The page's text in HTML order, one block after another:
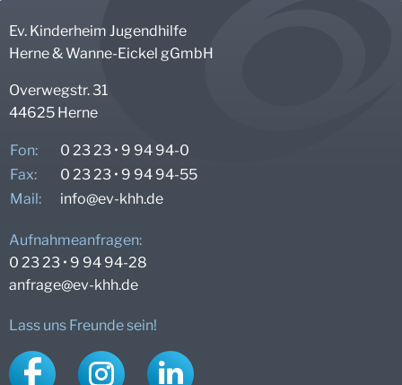
Ev. Kinderheim Jugendhilfe
Herne & Wanne-Eickel gGmbH
Overwegstr. 31
44625 Herne
Fon:
0 23 23 • 9 94 94-0
Fax:
0 23 23 • 9 94 94-55
Mail:
info@ev-khh.de
Aufnahmeanfragen:
0 23 23 • 9 94 94-28
anfrage@ev-khh.de
Lass uns Freunde sein!